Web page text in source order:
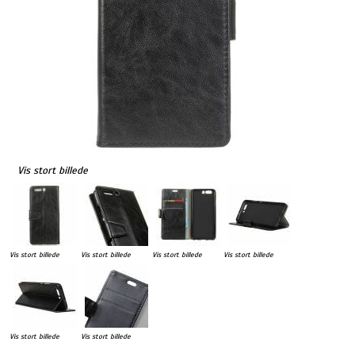
Vis stort billede
Vis stort billede Vis stort billede Vis stort billede Vis stort billede
Vis stort billede Vis stort billede